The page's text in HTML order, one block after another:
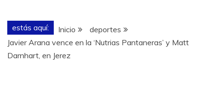
estás aquí: Inicio
deportes
Javier Arana vence en la ‘Nutrias Pantaneras’ y Matt
Darnhart, en Jerez